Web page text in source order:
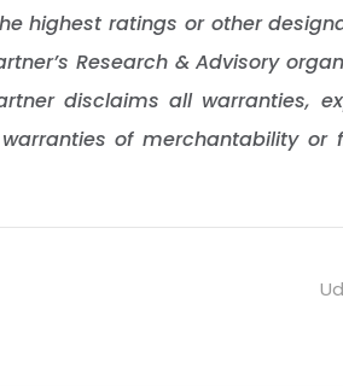
highest ratings or other
Research & Advisory
disclaims all warranties,
of merchantability or